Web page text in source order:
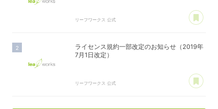
リーフワークス 公式
ライセンス規約一部改定のお知らせ（2019年
7月1日改定）
リーフワークス 公式